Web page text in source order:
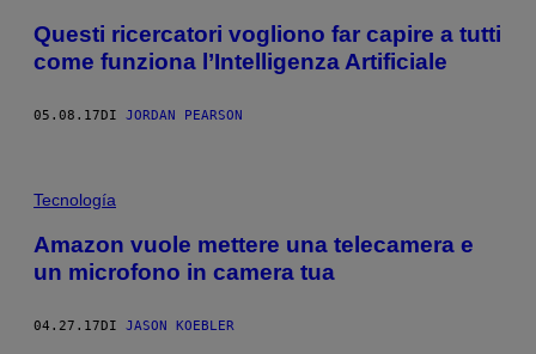
Questi ricercatori vogliono far capire a tutti
come funziona l’Intelligenza Artificiale
05.08.17DI JORDAN PEARSON
Tecnología
Amazon vuole mettere una telecamera e
un microfono in camera tua
04.27.17 DI JASON KOEBLER